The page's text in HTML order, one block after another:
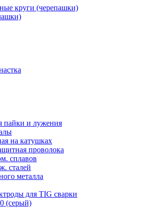
круги (черепашки)
пайки и лужения
на катушках
проволока
сплавов
сталей
металла
для TIG сварки
(серый)